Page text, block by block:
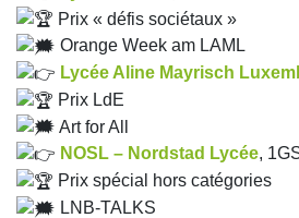
Prix « défis sociétaux »
Orange Week am LAML
Lycée Aline Mayrisch
Prix LdE
Art for All
NOSL – Nordstad Lycée,
Prix spécial hors catégories
LNB-TALKS